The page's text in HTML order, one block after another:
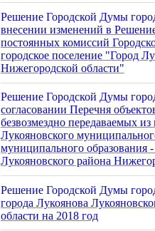
Решение Городской Думы
внесении изменений в
постоянных комиссий
городское поселение "Город
Нижегородской области"
Решение Городской Думы
согласовании Перечня
безвозмездно передаваемых
Лукояновского
муниципального образования
Лукояновского района
Решение Городской Думы
города Лукоянова
области на 2018 год